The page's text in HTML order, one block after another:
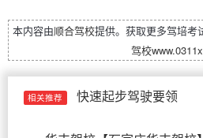
本内容由顺合驾校提供。获取更多驾培考
驾校
相关推荐 快速起步驾驶要领